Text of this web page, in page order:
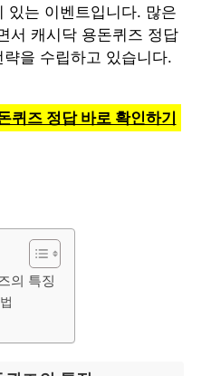
있는 이벤트입니다. 많은
서 캐시닥 용돈퀴즈 정답
을 수립하고 있습니다.
즈 정답 바로 확인하기
의 특징